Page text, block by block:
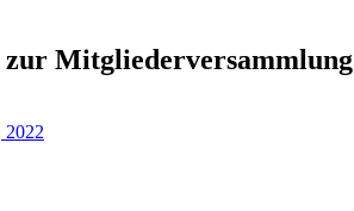
Mitgliederversammlung
2022